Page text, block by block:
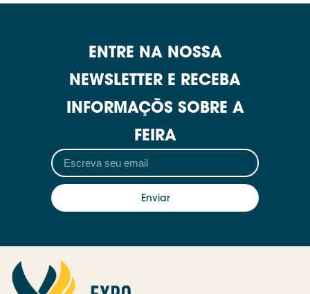
ENTRE NA NOSSA
NEWSLETTER E RECEBA
INFORMAÇÕS SOBRE A
FEIRA
Enviar